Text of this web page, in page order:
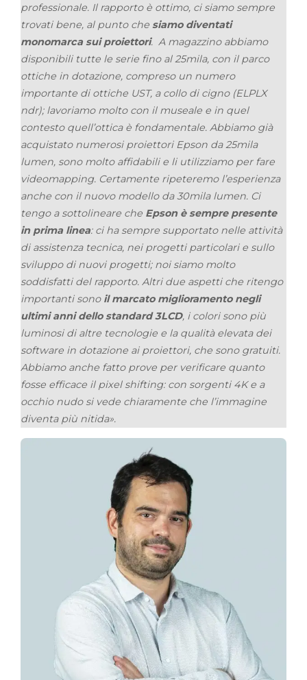
professionale. Il rapporto è ottimo, ci siamo sempre
trovati bene, al punto che siamo diventati
monomarca sui proiettori. A magazzino abbiamo
disponibili tutte le serie fino al 25mila, con il parco
ottiche in dotazione, compreso un numero
importante di ottiche UST, a collo di cigno (ELPLX
ndr); lavoriamo molto con il museale e in quel
contesto quell’ottica è fondamentale. Abbiamo già
acquistato numerosi proiettori Epson da 25mila
lumen, sono molto affidabili e li utilizziamo per fare
videomapping. Certamente ripeteremo l’esperienza
anche con il nuovo modello da 30mila lumen. Ci
tengo a sottolineare che Epson è sempre presente
in prima linea: ci ha sempre supportato nelle attività
di assistenza tecnica, nei progetti particolari e sullo
sviluppo di nuovi progetti; noi siamo molto
soddisfatti del rapporto. Altri due aspetti che ritengo
importanti sono il marcato miglioramento negli
ultimi anni dello standard 3LCD, i colori sono più
luminosi di altre tecnologie e la qualità elevata dei
software in dotazione ai proiettori, che sono gratuiti.
Abbiamo anche fatto prove per verificare quanto
fosse efficace il pixel shifting: con sorgenti 4K e a
occhio nudo si vede chiaramente che l’immagine
diventa più nitida».